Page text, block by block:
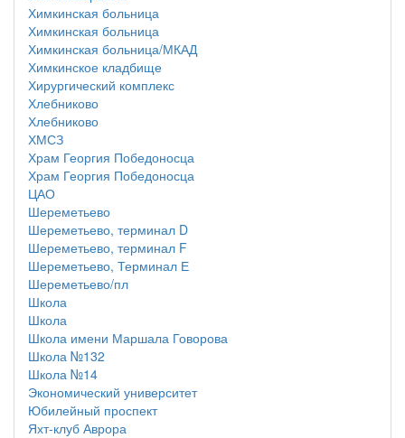
Химкинская больница
Химкинская больница
Химкинская больница/МКАД
Химкинское кладбище
Хирургический комплекс
Хлебниково
Хлебниково
ХМСЗ
Храм Георгия Победоносца
Храм Георгия Победоносца
ЦАО
Шереметьево
Шереметьево, терминал D
Шереметьево, терминал F
Шереметьево, Терминал Е
Шереметьево/пл
Школа
Школа
Школа имени Маршала Говорова
Школа №132
Школа №14
Экономический университет
Юбилейный проспект
Яхт-клуб Аврора